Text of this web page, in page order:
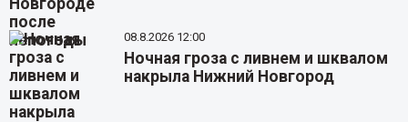
08.8.2026 12:00
Ночная гроза с ливнем и шквалом
накрыла Нижний Новгород